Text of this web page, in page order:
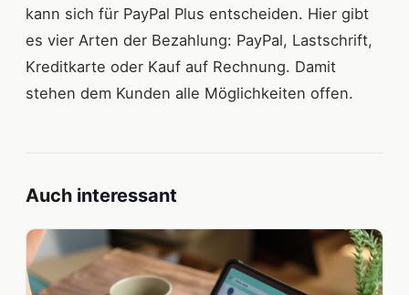
kann sich für PayPal Plus entscheiden. Hier gibt
es vier Arten der Bezahlung: PayPal, Lastschrift,
Kreditkarte oder Kauf auf Rechnung. Damit
stehen dem Kunden alle Möglichkeiten offen.
Auch interessant